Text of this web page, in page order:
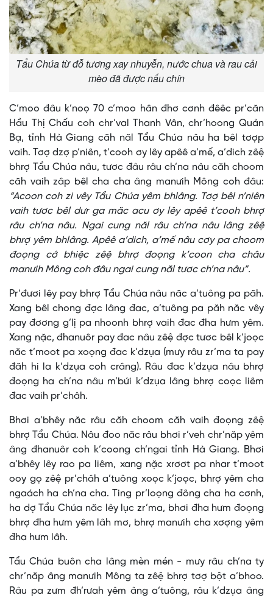
Tẩu Chúa từ đỗ tương xay nhuyễn, nước chua và rau cải
mèo đã được nấu chín
C’moo đâu k’noọ 70 c’moo hân đhơ cơnh đêêc pr’căn
Hầu Thị Chấu coh chr’val Thanh Vân, chr’hoong Quản
Bạ, tỉnh Hà Giang căh năl Tẩu Chúa nâu ha bêl tơợp
vaih. Tơợ dzợ p’niên, t’cooh ơy lêy apêê a’mế, a’dich zêệ
bhrợ Tẩu Chúa nâu, tươc đâu râu ch’na nâu căh choom
căh vaih zâp bêl cha cha âng manưih Mông coh đâu:
“Acoon coh zi vêy Tẩu Chúa yêm bhlâng. Tơợ bêl n’niên
vaih tươc bêl dưr ga măc acu ơy lêy apêê t’cooh bhrợ
râu ch’na nâu. Ngai cung năl râu ch’na nâu lâng zêệ
bhrợ yêm bhlâng. Apêê a’dich, a’mế nâu cơy pa choom
đoọng cớ bhiệc zêệ bhrợ đoọng k’coon cha châu
manưih Mông coh đâu ngai cung năl tươc ch’na nâu”.
Pr’đươi lêy pay bhrợ Tẩu Chúa nâu năc a’tuông pa păh.
Xang bêl chong đợc lâng đac, a’tuông pa păh năc vêy
pay đơơng g’lị pa nhoonh bhrợ vaih đac đha hưm yêm.
Xang nặc, đhanuôr pay đac nâu zêệ đợc tươc bêl k’joọc
năc t’moot pa xoọng đac k’dzụa (mưy râu zr’ma ta pay
đăh hi la k’dzụa coh crâng). Râu đac k’dzụa nâu bhrợ
đoọng ha ch’na nâu m’bứi k’dzụa lâng bhrợ coọc liêm
đac vaih pr’châh.
Bhơi a’bhêy năc râu căh choom căh vaih đoọng zêệ
bhrợ Tẩu Chúa. Nâu đoo năc râu bhơi r’veh chr’năp yêm
âng đhanuôr coh k’coong ch’ngai tỉnh Hà Giang. Bhơi
a’bhêy lêy rao pa liêm, xang nặc xrơơt pa nhar t’moot
ooy gọ zêệ pr’châh a’tuông xoọc k’joọc, bhrợ yêm cha
ngaách ha ch’na cha. Ting pr’loọng đông cha ha cơnh,
ha dợ Tẩu Chúa năc lêy lục zr’ma, bhơi đha hưm đoọng
bhrợ đha hưm yêm lâh mơ, bhrợ manưih cha xơợng yêm
đha hưm lâh.
Tẩu Chúa buôn cha lâng mèn mén - mưy râu ch’na ty
chr’năp âng manưih Mông ta zêệ bhrợ tơợ bột a’bhoo.
Râu pa zưm đh’rưah yêm âng a’tuông, râu k’dzụa âng